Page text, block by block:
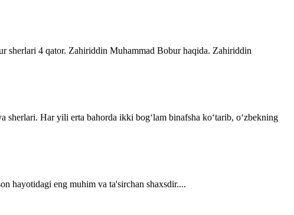
4 qator. Zahiriddin Muhammad Bobur haqida. Zahiriddin
Har yili erta bahorda ikki bogʻlam binafsha koʻtarib, oʻzbekning
hayotidagi eng muhim va ta'sirchan shaxsdir....